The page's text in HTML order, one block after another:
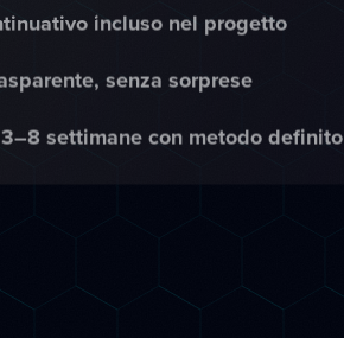
incluso nel progetto
senza sorprese
settimane con metodo definito